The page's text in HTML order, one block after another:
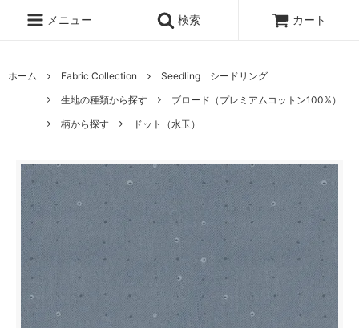
メニュー 検索 カート
ホーム Fabric Collection
Seedling シードリング
生地の種類から探す
ブロード（プレミアムコットン100%）
柄から探す
ドット（水玉）